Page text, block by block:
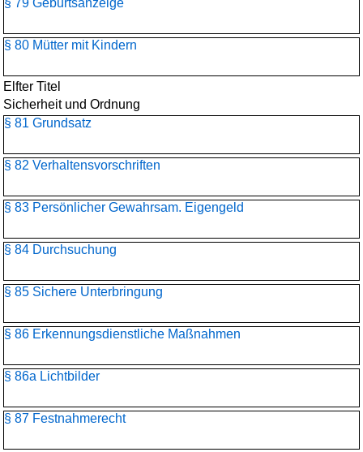
§ 79 Geburtsanzeige
§ 80 Mütter mit Kindern
Elfter Titel
Sicherheit und Ordnung
§ 81 Grundsatz
§ 82 Verhaltensvorschriften
§ 83 Persönlicher Gewahrsam. Eigengeld
§ 84 Durchsuchung
§ 85 Sichere Unterbringung
§ 86 Erkennungsdienstliche Maßnahmen
§ 86a Lichtbilder
§ 87 Festnahmerecht